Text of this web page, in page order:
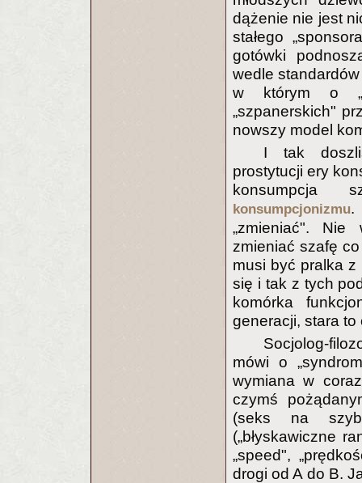
dążenie nie jest
stałego
gotówki
wedle
w którym o
„szpanerskich"
nowszy model
I tak
prostytucji ery
konsumpcja
konsumpcjonizmu.
„zmieniać". Nie
zmieniać szafę
musi być pralka
się i tak z tych
komórka
generacji, stara to
Socjolog-
mówi o
wymiana w
czymś
(seks na
(„błyskawiczne
„speed",
drogi od A do B.